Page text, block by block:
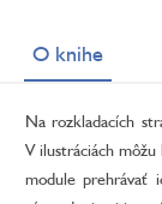
O knihe
Na rozkladacích
V ilustráciách
module prehrávať